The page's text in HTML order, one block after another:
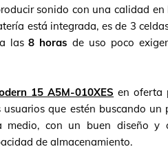
sonido con una calidad
está integrada, es de 3
a las8 horas de uso poco
15 A5M-010XES en oferta
usuarios que estén buscando
medio, con un buen diseño y
de almacenamiento.